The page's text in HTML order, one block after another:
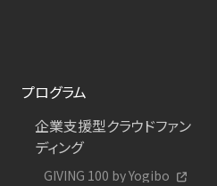
プログラム
企業支援型クラウドファン
ディング
GIVING 100 by Yogibo